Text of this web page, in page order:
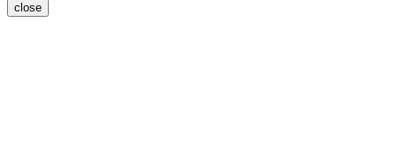
close